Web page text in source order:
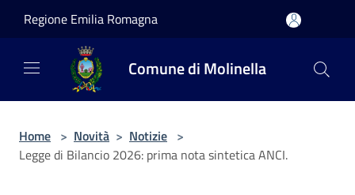
Regione Emilia Romagna
Comune di Molinella
Home > Novità > Notizie >
Legge di Bilancio 2026: prima nota sintetica ANCI.